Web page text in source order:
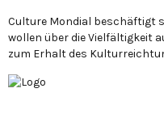
Culture Mondial beschäftigt
wollen über die Vielfältigkeit
zum Erhalt des